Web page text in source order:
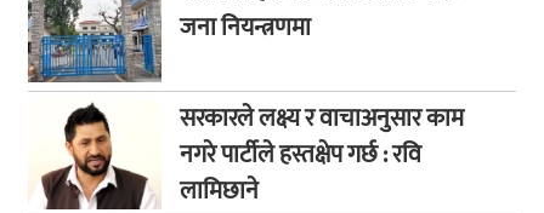
जना नियन्त्रणमा
सरकारले लक्ष्य र वाचाअनुसार काम
नगरे पार्टीले हस्तक्षेप गर्छ : रवि
लामिछाने